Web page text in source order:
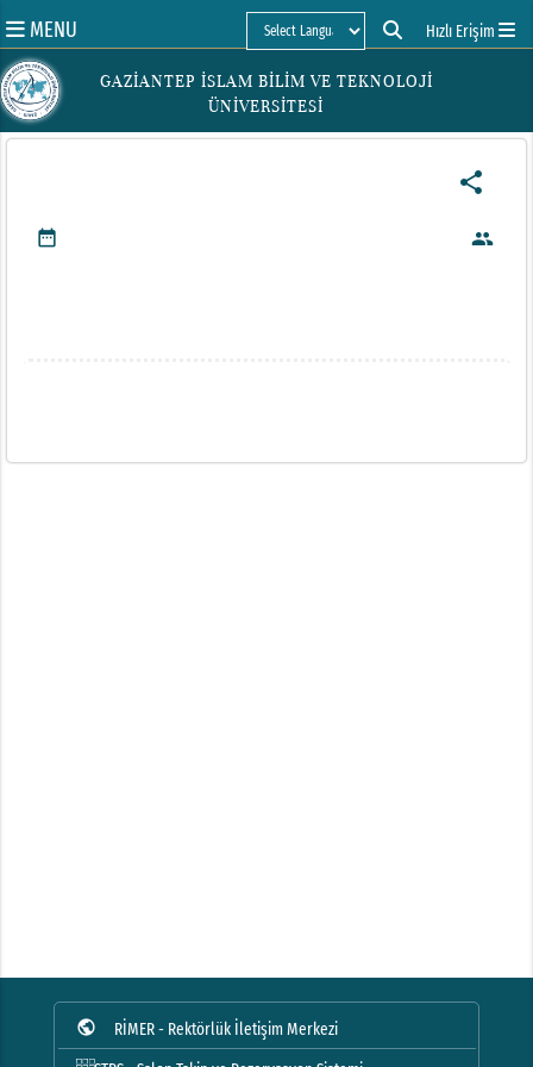
MENU
Powered by
Hızlı Erişim
GAZİANTEP İSLAM BİLİM VE TEKNOLOJİ
ÜNİVERSİTESİ
share
date_range people
public
RİMER - Rektörlük İletişim Merkezi